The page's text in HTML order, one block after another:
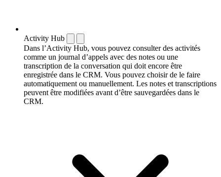
Activity Hub
Dans l’Activity Hub, vous pouvez consulter des activités
comme un journal d’appels avec des notes ou une
transcription de la conversation qui doit encore être
enregistrée dans le CRM. Vous pouvez choisir de le faire
automatiquement ou manuellement. Les notes et transcriptions
peuvent être modifiées avant d’être sauvegardées dans le
CRM.